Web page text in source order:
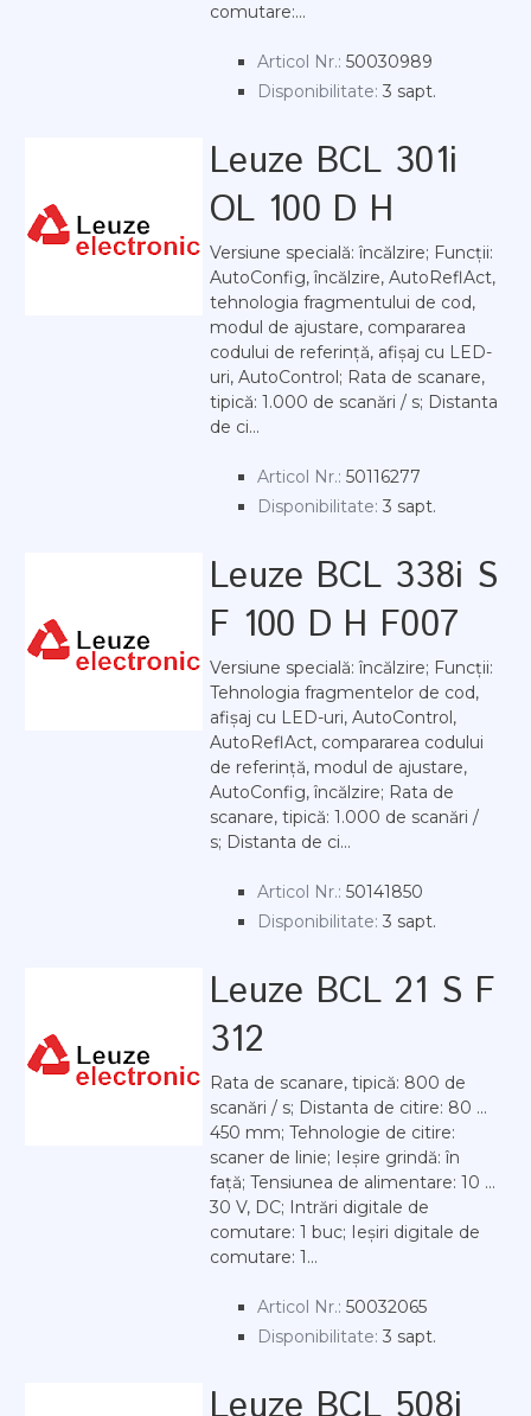
comutare:...
Articol Nr.: 50030989
Disponibilitate: 3 sapt.
Leuze BCL 301i
OL 100 D H
Versiune specială: încălzire; Funcții:
AutoConfig, încălzire, AutoReflAct,
tehnologia fragmentului de cod,
modul de ajustare, compararea
codului de referință, afișaj cu LED-
uri, AutoControl; Rata de scanare,
tipică: 1.000 de scanări / s; Distanta
de ci...
Articol Nr.: 50116277
Disponibilitate: 3 sapt.
Leuze BCL 338i S
F 100 D H F007
Versiune specială: încălzire; Funcții:
Tehnologia fragmentelor de cod,
afișaj cu LED-uri, AutoControl,
AutoReflAct, compararea codului
de referință, modul de ajustare,
AutoConfig, încălzire; Rata de
scanare, tipică: 1.000 de scanări /
s; Distanta de ci...
Articol Nr.: 50141850
Disponibilitate: 3 sapt.
Leuze BCL 21 S F
312
Rata de scanare, tipică: 800 de
scanări / s; Distanta de citire: 80 ...
450 mm; Tehnologie de citire:
scaner de linie; Ieșire grindă: în
față; Tensiunea de alimentare: 10 ...
30 V, DC; Intrări digitale de
comutare: 1 buc; Ieșiri digitale de
comutare: 1...
Articol Nr.: 50032065
Disponibilitate: 3 sapt.